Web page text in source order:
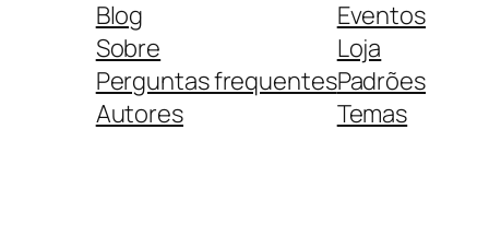
Blog
Sobre
Perguntas frequentes
Autores
Eventos
Loja
Padrões
Temas